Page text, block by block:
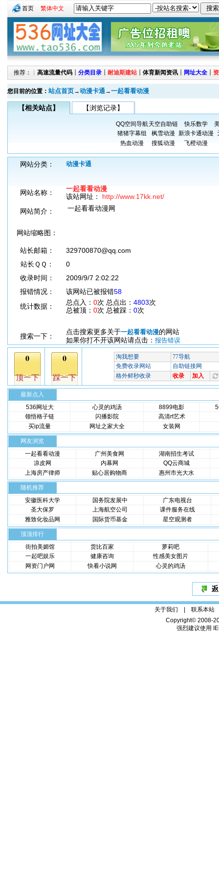
首页 繁体中文
推荐：┊ 高速流量代码 ┊ 分类目录 ┊ 耐迪斯建站 ┊ 体育新闻资讯 ┊ 网址大全 ┊
您目前的位置： 站点首页→动漫卡通→一起看看动漫
【相关站点】 【浏览记录】
QQ空间导航天空自助链 快乐数学
猪猪字幕组
枫雪动漫 新浪卡通动漫
热血动漫
搜狐动漫 飞橙动漫
网站分类： 动漫卡通
网站名称：
一起看看动漫
该站网址： http://www.17kk.net/
网站简介：
一起看看动漫网
网站缩略图：
站长邮箱：
329700870@qq.com
站长ＱＱ：
0
收录时间：
2009/9/7 2:02:22
报错情况：
该网站已被报错58
统计数据：
总点入： 0次 总点出： 4803次
总被顶： 0次 总被踩： 0次
搜索一下：
点击搜索更多关于一起看看动漫的网站
如果你打不开该网站请点击： 报告错误
最新点入
536网址大
心灵的鸡汤 8899电影
领悟格子链
闪播影院
高清rt艺术
买ip流量
网址之家大全 女装网
网友浏览
一起看看动漫
广州美食网
湖南招生考试
凉皮网
内幕网
QQ云商城
上海房产律师
贴心居购物商 惠州市光大水
随机推荐
安徽医科大学
国务院发展中
广东电视台
圣大保罗
上海航空公司
课件服务在线
雅致化妆品网
国际货币基金 星空观测者
顶顶排行
街拍美媚馆
货比百家
萝莉吧
一起吧娱乐
健康咨询
性感美女图片
网资门户网
快看小说网 心灵的鸡汤
关于我们 | 联系本站
Copyright© 2008-
强烈建议使用